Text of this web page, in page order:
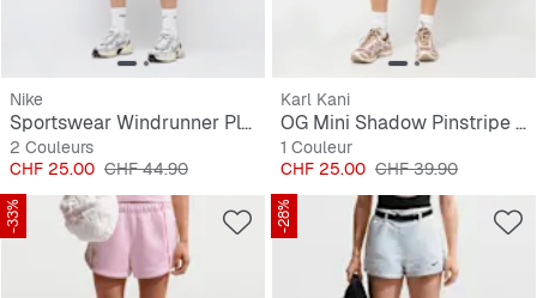
Nike
Sportswear Windrunner Play Knit MR 2" Short
2 Couleurs
Prix
CHF 25.00 Prix original
CHF 44.90
Karl Kani
OG Mini Shadow Pinstripe Shorts
1 Couleur
Prix
CHF 25.00 Prix original
CHF 39.90
-33% -28%